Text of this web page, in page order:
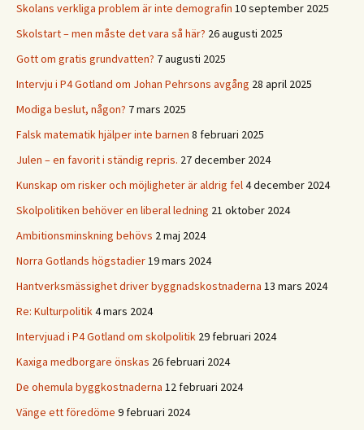
Skolans verkliga problem är inte demografin 10 september 2025
Skolstart – men måste det vara så här? 26 augusti 2025
Gott om gratis grundvatten? 7 augusti 2025
Intervju i P4 Gotland om Johan Pehrsons avgång 28 april 2025
Modiga beslut, någon? 7 mars 2025
Falsk matematik hjälper inte barnen 8 februari 2025
Julen – en favorit i ständig repris. 27 december 2024
Kunskap om risker och möjligheter är aldrig fel4 december 2024
Skolpolitiken behöver en liberal ledning 21 oktober 2024
Ambitionsminskning behövs 2 maj 2024
Norra Gotlands högstadier19 mars 2024
Hantverksmässighet driver byggnadskostnaderna 13 mars 2024
Re: Kulturpolitik4 mars 2024
Intervjuad i P4 Gotland om skolpolitik 29 februari 2024
Kaxiga medborgare önskas 26 februari 2024
De ohemula byggkostnaderna 12 februari 2024
Vänge ett föredöme 9 februari 2024